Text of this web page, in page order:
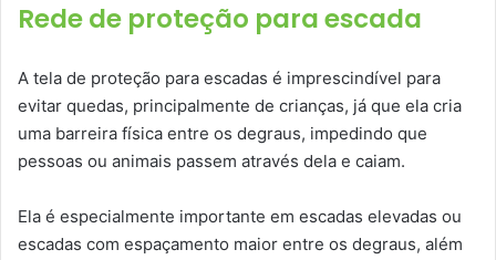
Rede de proteção para escada
A tela de proteção para escadas é imprescindível para
evitar quedas, principalmente de crianças, já que ela cria
uma barreira física entre os degraus, impedindo que
pessoas ou animais passem através dela e caiam.
Ela é especialmente importante em escadas elevadas ou
escadas com espaçamento maior entre os degraus, além